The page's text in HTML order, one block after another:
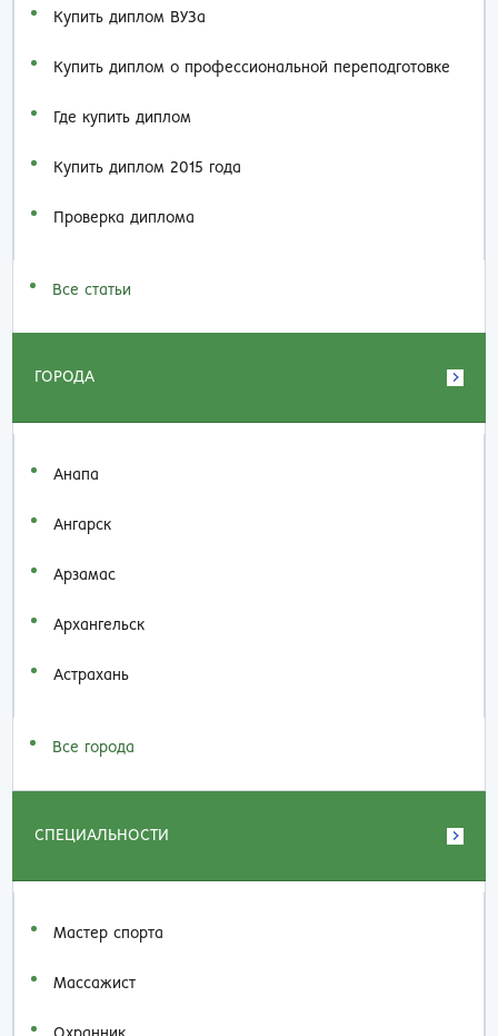
Купить диплом ВУЗа
Купить диплом о профессиональной переподготовке
Где купить диплом
Купить диплом 2015 года
Проверка диплома
Все статьи
ГОРОДА
Анапа
Ангарск
Арзамас
Архангельск
Астрахань
Все города
СПЕЦИАЛЬНОСТИ
Мастер спорта
Массажист